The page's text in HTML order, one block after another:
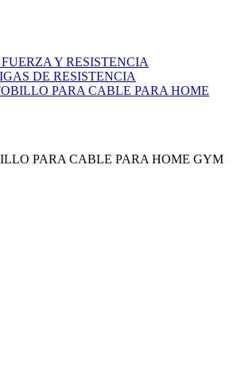
Y RESISTENCIA
DE RESISTENCIA
PARA CABLE PARA HOME